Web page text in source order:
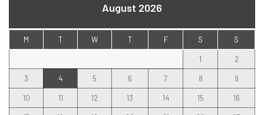
August 2026
M T W T F S S
1 2
3 4 5 6 7 8 9
10 11 12 13 14 15 16